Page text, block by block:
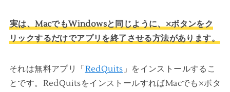
実は、MacでもWindowsと同じように、×ボタンをク
リックするだけでアプリを終了させる方法があります。
それは無料アプリ「 RedQuits 」をインストールするこ
とです。RedQuitsをインストールすればMacでも×ボタ